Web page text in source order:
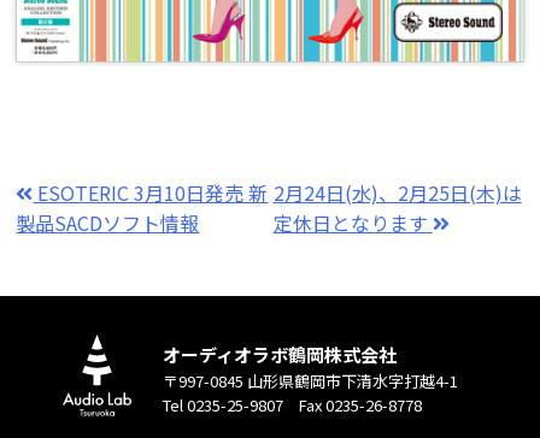
ESOTERIC 3月10日発売 新
製品SACDソフト情報
2月24日(水)、2月25日(木)は
定休日となります
オーディオラボ鶴岡株式会社
〒997-0845 山形県鶴岡市下清水字打越4-1
Tel 0235-25-9807 Fax 0235-26-8778